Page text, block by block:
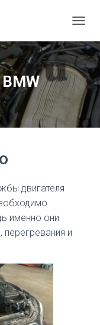
Е
Р
К
Ю
Ч
И
двигателя
именно они
и